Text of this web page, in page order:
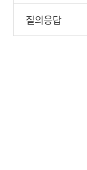
질의응답